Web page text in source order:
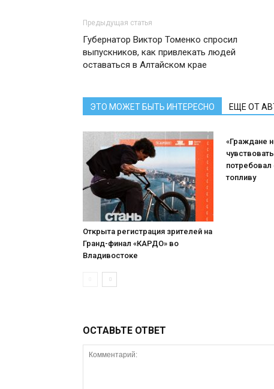
Предыдущая статья
Губернатор Виктор Томенко спросил
выпускников, как привлекать людей
оставаться в Алтайском крае
ЭТО МОЖЕТ БЫТЬ ИНТЕРЕСНО ЕЩЕ ОТ
Открыта регистрация зрителей на
Гранд-финал «КАРДО» во
Владивостоке
«Граждане
топливу
ОСТАВЬТЕ ОТВЕТ